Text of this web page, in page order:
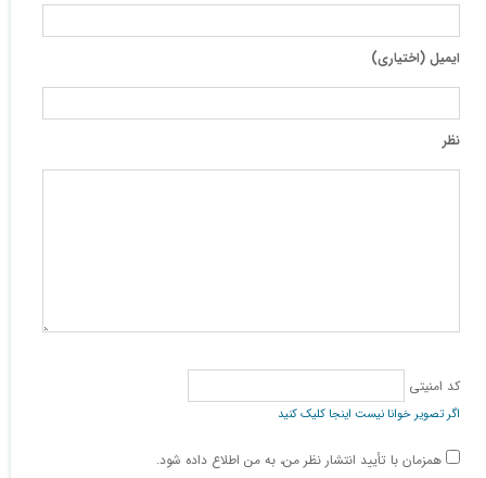
ایمیل (اختیاری)
نظر
کد امنیتی
اگر تصویر خوانا نیست اینجا کلیک کنید
همزمان با تأیید انتشار نظر من، به من اطلاع داده شود.